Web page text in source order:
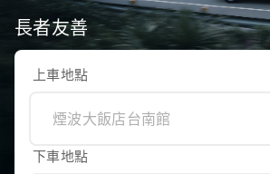
長者友善
上車地點
下車地點